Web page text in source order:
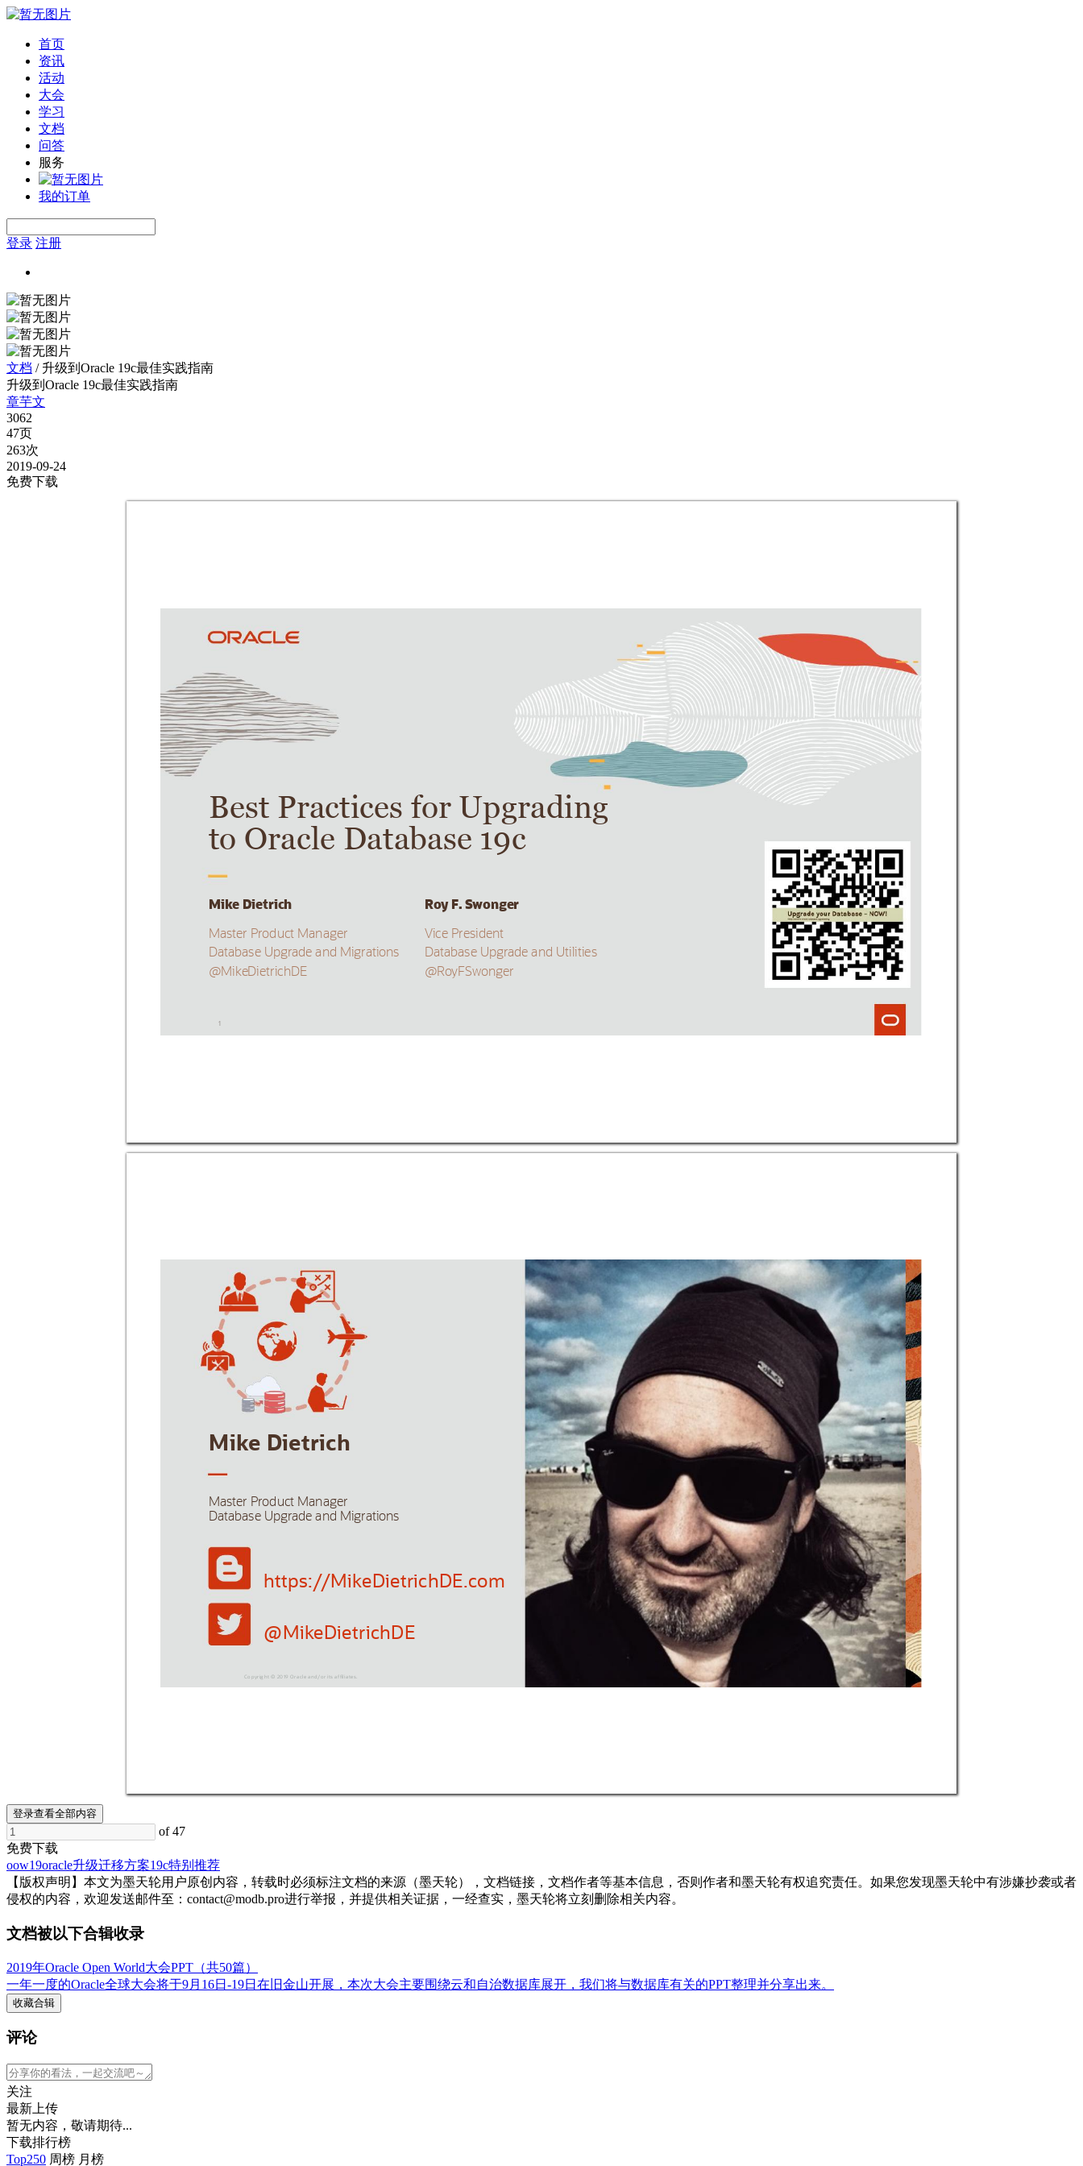
首页
资讯
活动
大会
学习
文档
问答
服务
我的订单
登录 注册
文档 / 升级到Oracle 19c最佳实践指南
升级到Oracle 19c最佳实践指南
章芋文
3062
47页
263次
2019-09-24
免费下载
1
Best Practices for Upgrading
to Oracle Database 19c
Mike Dietrich
Master Product Manager
Database Upgrade and Migrations
@MikeDietrichDE
Roy F. Swonger
Vice President
Database Upgrade and Utilities
@RoyFSwonger
Mike Dietrich
Master Product Manager
Database Upgrade and Migrations
Copyright © 2019 Oracle and/or its affi liates.
https://MikeDietrichDE.com
@MikeDietrichDE
登录查看全部内容
of 47
免费下载
oow19oracle升级迁移方案19c特别推荐
【版权声明】本文为墨天轮用户原创内容，转载时必须标注文档的来源（墨天轮），文档链接，文档作者等基本信息，否则作者和墨天轮有权追究责任。如果您发现墨天轮中有涉嫌抄袭或者
侵权的内容，欢迎发送邮件至：contact@modb.pro进行举报，并提供相关证据，一经查实，墨天轮将立刻删除相关内容。
文档被以下合辑收录
2019年Oracle Open World大会PPT（共50篇）
一年一度的Oracle全球大会将于9月16日-19日在旧金山开展，本次大会主要围绕云和自治数据库展开，我们将与数据库有关的PPT整理并分享出来。
收藏合辑
评论
关注
最新上传
暂无内容，敬请期待...
下载排行榜
Top250 周榜 月榜